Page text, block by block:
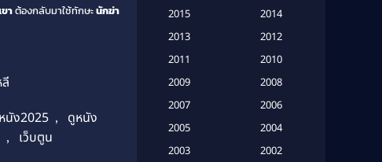
ขาต้องกลับมาใช้ทักษะนักฆ่า
นัง2025 ,
ดูหนัง
, เว็บตูน
Based on a True Story เรื่องจริง
Based on Novel (6)
2015
2014
2013
2012
2011
2010
2009
2008
2007
2006
2005
2004
2003
2002